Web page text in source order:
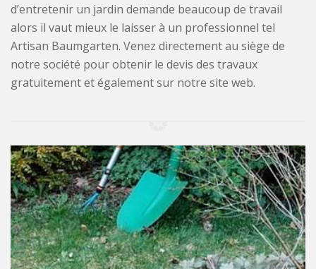
d’entretenir un jardin demande beaucoup de travail
alors il vaut mieux le laisser à un professionnel tel
Artisan Baumgarten. Venez directement au siège de
notre société pour obtenir le devis des travaux
gratuitement et également sur notre site web.